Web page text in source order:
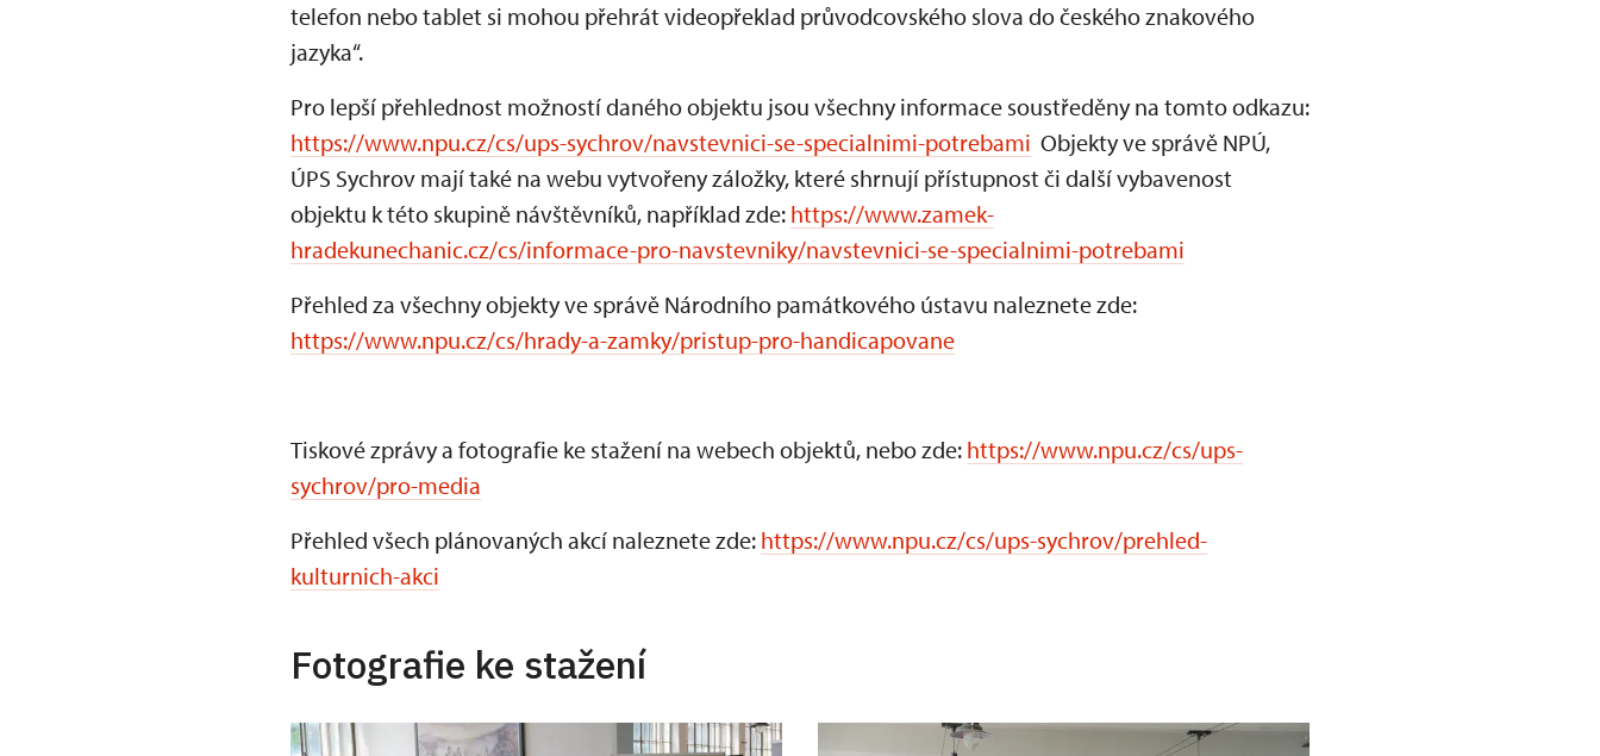
telefon nebo tablet si mohou přehrát videopřeklad průvodcovského slova do českého znakového
jazyka“.
Pro lepší přehlednost možností daného objektu jsou všechny informace soustředěny na tomto odkazu:
https://www.npu.cz/cs/ups-sychrov/navstevnici-se-specialnimi-potrebami Objekty ve správě NPÚ,
ÚPS Sychrov mají také na webu vytvořeny záložky, které shrnují přístupnost či další vybavenost
objektu k této skupině návštěvníků, například zde: https://www.zamek-
hradekunechanic.cz/cs/informace-pro-navstevniky/navstevnici-se-specialnimi-potrebami
Přehled za všechny objekty ve správě Národního památkového ústavu naleznete zde:
https://www.npu.cz/cs/hrady-a-zamky/pristup-pro-handicapovane
Tiskové zprávy a fotografie ke stažení na webech objektů, nebo zde: https://www.npu.cz/cs/ups-
sychrov/pro-media
Přehled všech plánovaných akcí naleznete zde: https://www.npu.cz/cs/ups-sychrov/prehled-
kulturnich-akci
Fotografie ke stažení